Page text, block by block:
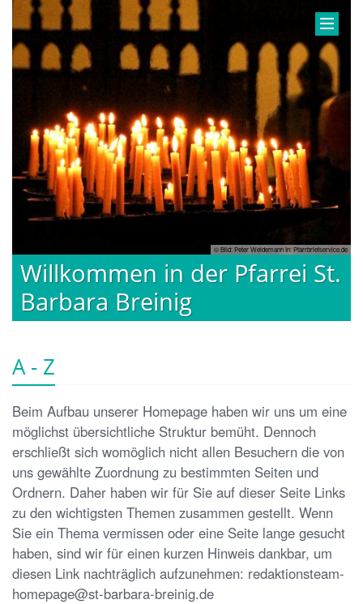
© Bild: Peter Weidemann In: Pfarrbriefservice.de
Willkommen in der Pfarrei St.
Barbara Breinig
A - Z
Beim Aufbau unserer Homepage haben wir uns um eine
möglichst übersichtliche Struktur bemüht. Dennoch
erschließt sich womöglich nicht allen Besuchern die von
uns gewählte Zuordnung zu bestimmten Seiten und
Ordnern. Daher haben wir für Sie auf dieser Seite Links
zu den wichtigsten Themen zusammen gestellt. Wenn
Sie ein Thema vermissen oder eine Seite lange gesucht
haben, sind wir für einen kurzen Hinweis dankbar, um
diesen Link nachträglich aufzunehmen: redaktionsteam-
homepage@st-barbara-breinig.de